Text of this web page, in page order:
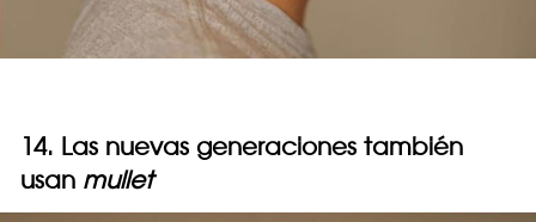
14. Las nuevas generaciones también
usan mullet